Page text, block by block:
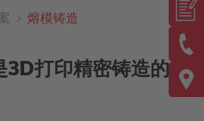
熔模铸造
3D打印精密铸造的